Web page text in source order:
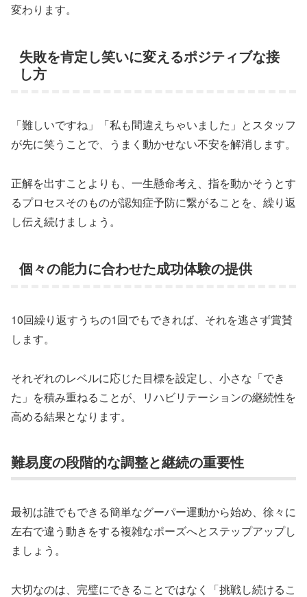
変わります。
失敗を肯定し笑いに変えるポジティブな接
し方
「難しいですね」「私も間違えちゃいました」とスタッフ
が先に笑うことで、うまく動かせない不安を解消します。
正解を出すことよりも、一生懸命考え、指を動かそうとす
るプロセスそのものが認知症予防に繋がることを、繰り返
し伝え続けましょう。
個々の能力に合わせた成功体験の提供
10回繰り返すうちの1回でもできれば、それを逃さず賞賛
します。
それぞれのレベルに応じた目標を設定し、小さな「でき
た」を積み重ねることが、リハビリテーションの継続性を
高める結果となります。
難易度の段階的な調整と継続の重要性
最初は誰でもできる簡単なグーパー運動から始め、徐々に
左右で違う動きをする複雑なポーズへとステップアップし
ましょう。
大切なのは、完璧にできることではなく「挑戦し続けるこ